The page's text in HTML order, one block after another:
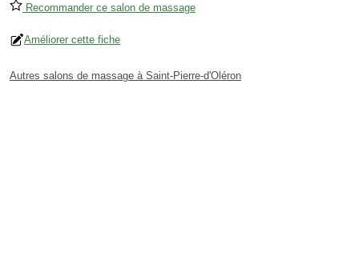
Recommander ce salon de massage
Améliorer cette fiche
Autres salons de massage à Saint-Pierre-d'Oléron